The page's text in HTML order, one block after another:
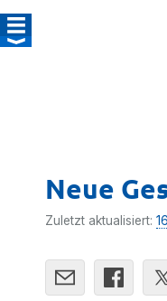
Neue
Zuletzt aktualisiert: